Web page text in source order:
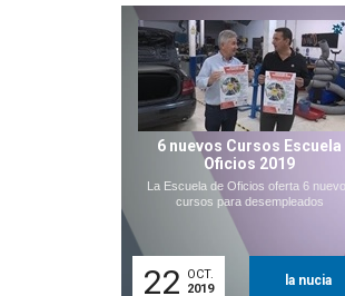
6 nuevos Cursos Escuela
Oficios 2019
La Escuela de Oficios oferta 6
cursos para desempleados
22
OCT.
2019
la nucia